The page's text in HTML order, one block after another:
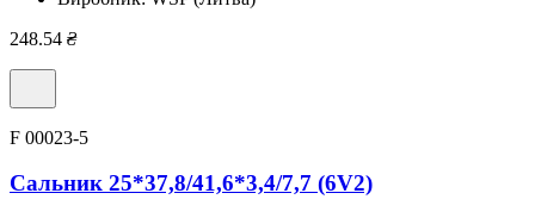
248.54 ₴
F 00023-5
Сальник 25*37,8/41,6*3,4/7,7 (6V2)